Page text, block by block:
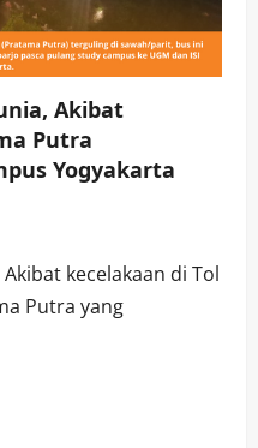
Akibat
Putra
Yogyakarta
kecelakaan di Tol
Putra yang